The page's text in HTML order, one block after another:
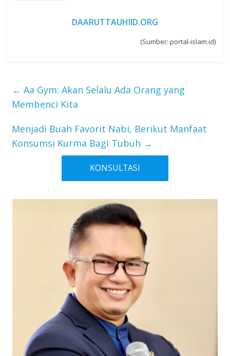
DAARUTTAUHIID.ORG
(Sumber: portal-islam.id)
← Aa Gym: Akan Selalu Ada Orang yang
Membenci Kita
Menjadi Buah Favorit Nabi, Berikut Manfaat
Konsumsi Kurma Bagi Tubuh →
KONSULTASI